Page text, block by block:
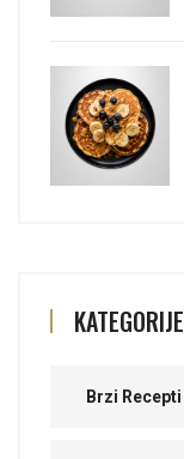
KATEGORIJE
Brzi Recepti